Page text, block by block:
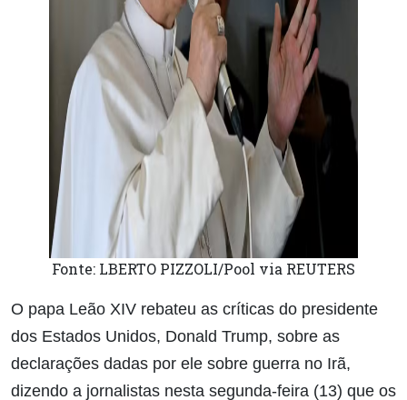
Fonte: LBERTO PIZZOLI/Pool via REUTERS
O papa Leão XIV rebateu as críticas do presidente
dos Estados Unidos, Donald Trump, sobre as
declarações dadas por ele sobre guerra no Irã,
dizendo a jornalistas nesta segunda-feira (13) que os